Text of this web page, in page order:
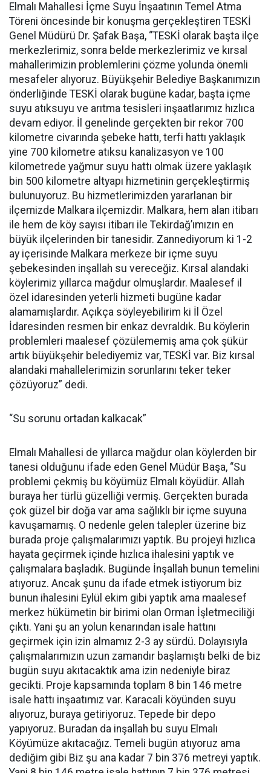
Elmalı Mahallesi İçme Suyu İnşaatının Temel Atma
Töreni öncesinde bir konuşma gerçekleştiren TESKİ
Genel Müdürü Dr. Şafak Başa, “TESKİ olarak başta ilçe
merkezlerimiz, sonra belde merkezlerimiz ve kırsal
mahallerimizin problemlerini çözme yolunda önemli
mesafeler alıyoruz. Büyükşehir Belediye Başkanımızın
önderliğinde TESKİ olarak bugüne kadar, başta içme
suyu atıksuyu ve arıtma tesisleri inşaatlarımız hızlıca
devam ediyor. İl genelinde gerçekten bir rekor 700
kilometre civarında şebeke hattı, terfi hattı yaklaşık
yine 700 kilometre atıksu kanalizasyon ve 100
kilometrede yağmur suyu hattı olmak üzere yaklaşık
bin 500 kilometre altyapı hizmetinin gerçekleştirmiş
bulunuyoruz. Bu hizmetlerimizden yararlanan bir
ilçemizde Malkara ilçemizdir. Malkara, hem alan itibarı
ile hem de köy sayısı itibarı ile Tekirdağ’ımızın en
büyük ilçelerinden bir tanesidir. Zannediyorum ki 1-2
ay içerisinde Malkara merkeze bir içme suyu
şebekesinden inşallah su vereceğiz. Kırsal alandaki
köylerimiz yıllarca mağdur olmuşlardır. Maalesef il
özel idaresinden yeterli hizmeti bugüne kadar
alamamışlardır. Açıkça söyleyebilirim ki İl Özel
İdaresinden resmen bir enkaz devraldık. Bu köylerin
problemleri maalesef çözülememiş ama çok şükür
artık büyükşehir belediyemiz var, TESKİ var. Biz kırsal
alandaki mahallelerimizin sorunlarını teker teker
çözüyoruz” dedi.
“Su sorunu ortadan kalkacak”
Elmalı Mahallesi de yıllarca mağdur olan köylerden bir
tanesi olduğunu ifade eden Genel Müdür Başa, “Su
problemi çekmiş bu köyümüz Elmalı köyüdür. Allah
buraya her türlü güzelliği vermiş. Gerçekten burada
çok güzel bir doğa var ama sağlıklı bir içme suyuna
kavuşamamış. O nedenle gelen talepler üzerine biz
burada proje çalışmalarımızı yaptık. Bu projeyi hızlıca
hayata geçirmek içinde hızlıca ihalesini yaptık ve
çalışmalara başladık. Bugünde İnşallah bunun temelini
atıyoruz. Ancak şunu da ifade etmek istiyorum biz
bunun ihalesini Eylül ekim gibi yaptık ama maalesef
merkez hükümetin bir birimi olan Orman İşletmeciliği
çıktı. Yani şu an yolun kenarından isale hattını
geçirmek için izin almamız 2-3 ay sürdü. Dolayısıyla
çalışmalarımızın uzun zamandır başlamıştı belki de biz
bugün suyu akıtacaktık ama izin nedeniyle biraz
gecikti. Proje kapsamında toplam 8 bin 146 metre
isale hattı inşaatımız var. Karacali köyünden suyu
alıyoruz, buraya getiriyoruz. Tepede bir depo
yapıyoruz. Buradan da inşallah bu suyu Elmalı
Köyümüze akıtacağız. Temeli bugün atıyoruz ama
dediğim gibi Biz şu ana kadar 7 bin 376 metreyi yaptık.